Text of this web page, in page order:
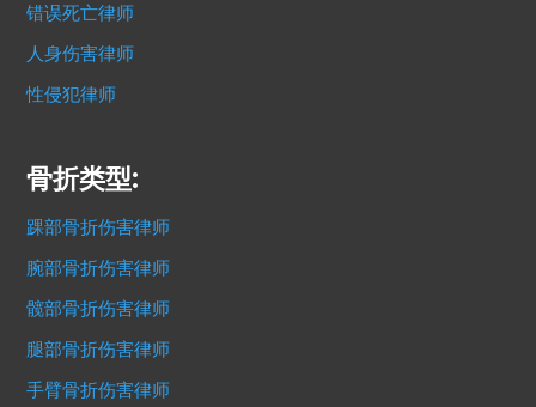
错误死亡律师
人身伤害律师
性侵犯律师
骨折类型:
踝部骨折伤害律师
腕部骨折伤害律师
髋部骨折伤害律师
腿部骨折伤害律师
手臂骨折伤害律师